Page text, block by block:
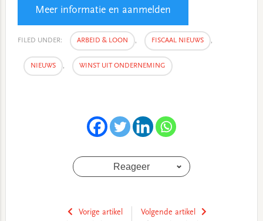
Meer informatie en aanmelden
FILED UNDER: ARBEID & LOON , FISCAAL NIEUWS ,
NIEUWS , WINST UIT ONDERNEMING
Reageer
Vorige artikel
Volgende artikel